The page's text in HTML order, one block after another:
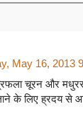
May 16, 2013
चूरन और
के लिए ह्रदय से